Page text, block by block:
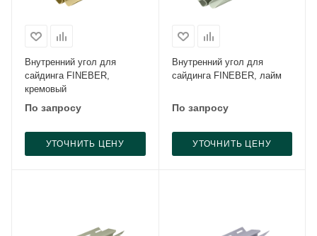
Внутренний угол для
сайдинга FINEBER,
кремовый
По запросу
УТОЧНИТЬ ЦЕНУ
Внутренний угол для
сайдинга FINEBER, лайм
По запросу
УТОЧНИТЬ ЦЕНУ